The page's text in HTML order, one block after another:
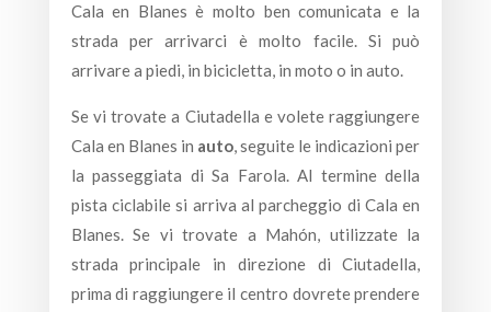
Cala en Blanes è molto ben comunicata e la
strada per arrivarci è molto facile. Si può
arrivare a piedi, in bicicletta, in moto o in auto.
Se vi trovate a Ciutadella e volete raggiungere
Cala en Blanes in auto, seguite le indicazioni per
la passeggiata di Sa Farola. Al termine della
pista ciclabile si arriva al parcheggio di Cala en
Blanes. Se vi trovate a Mahón, utilizzate la
strada principale in direzione di Ciutadella,
prima di raggiungere il centro dovrete prendere